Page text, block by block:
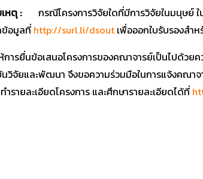
หตุ :
กรณีโครงการวิจัยใดที่มีการวิจัยในมนุษย์
อมูลที่ http://surl.li/dsout เพื่อออกใบรับรองสำห
การยื่นข้อเสนอโครงการของคณาจารย์เป็นไปด้วย
วิจัยและพัฒนา จึงขอความร่วมมือในการแจ้งคณา
ำรายละเอียดโครงการ และศึกษารายละเอียดได้ที่